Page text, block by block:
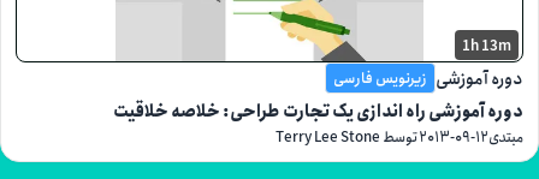
زیرنویس فارسی
راه اندازی یک تجارت طراحی: خلاصه خلاقیت
۰۹-۱۲توسط Terry Lee Stone